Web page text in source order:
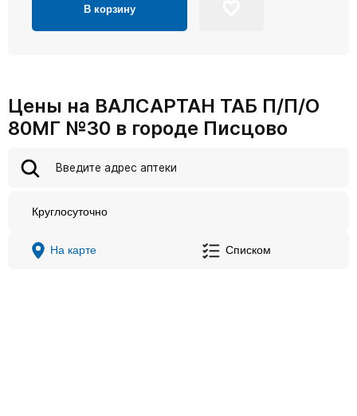
В корзину
Цены на ВАЛСАРТАН ТАБ П/П/О
80МГ №30 в городе Писцово
Круглосуточно
На карте Списком